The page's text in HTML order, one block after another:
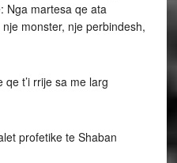
Nga martesa qe ata
monster, nje perbindesh,
t’i rrije sa me larg
profetike te Shaban